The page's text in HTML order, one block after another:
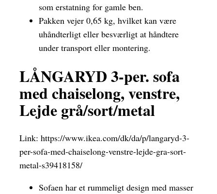
som erstatning for gamle ben.
Pakken vejer 0,65 kg, hvilket kan være
uhåndterligt eller besværligt at håndtere
under transport eller montering.
LÅNGARYD 3-per. sofa
med chaiselong, venstre,
Lejde grå/sort/metal
Link: https://www.ikea.com/dk/da/p/langaryd-3-
per-sofa-med-chaiselong-venstre-lejde-gra-sort-
metal-s39418158/
Sofaen har et rummeligt design med masser